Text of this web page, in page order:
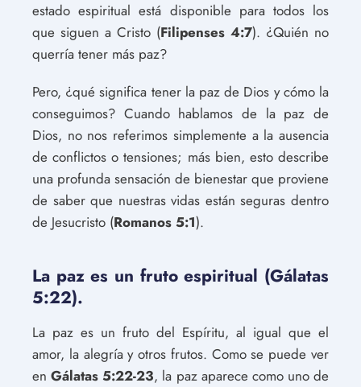
estado espiritual está disponible para todos los
que siguen a Cristo (Filipenses 4:7). ¿Quién no
querría tener más paz?
Pero, ¿qué significa tener la paz de Dios y cómo la
conseguimos? Cuando hablamos de la paz de
Dios, no nos referimos simplemente a la ausencia
de conflictos o tensiones; más bien, esto describe
una profunda sensación de bienestar que proviene
de saber que nuestras vidas están seguras dentro
de Jesucristo (Romanos 5:1).
La paz es un fruto espiritual (Gálatas
5:22).
La paz es un fruto del Espíritu, al igual que el
amor, la alegría y otros frutos. Como se puede ver
enGálatas 5:22-23, la paz aparece como uno de